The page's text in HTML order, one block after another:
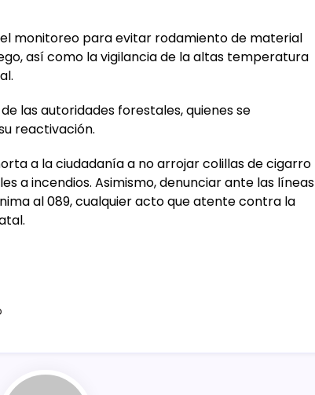
monitoreo para evitar rodamiento de material
así como la vigilancia de la altas temperatura
las autoridades forestales, quienes se
reactivación.
a la ciudadanía a no arrojar colillas de cigarro
a incendios. Asimismo, denunciar ante las líneas
al 089, cualquier acto que atente contra la